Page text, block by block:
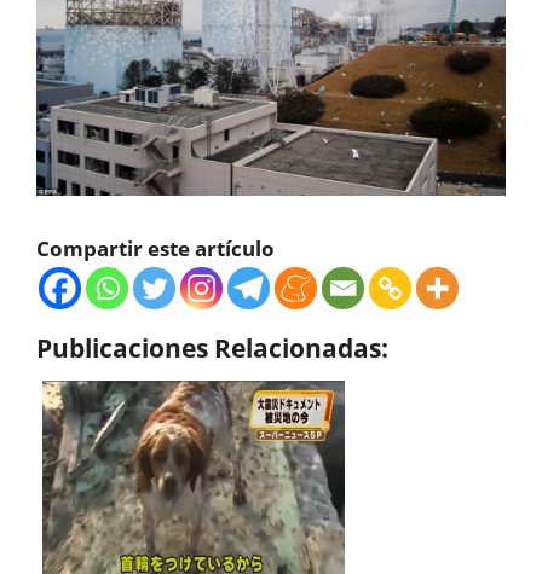
Compartir este artículo
Publicaciones Relacionadas: